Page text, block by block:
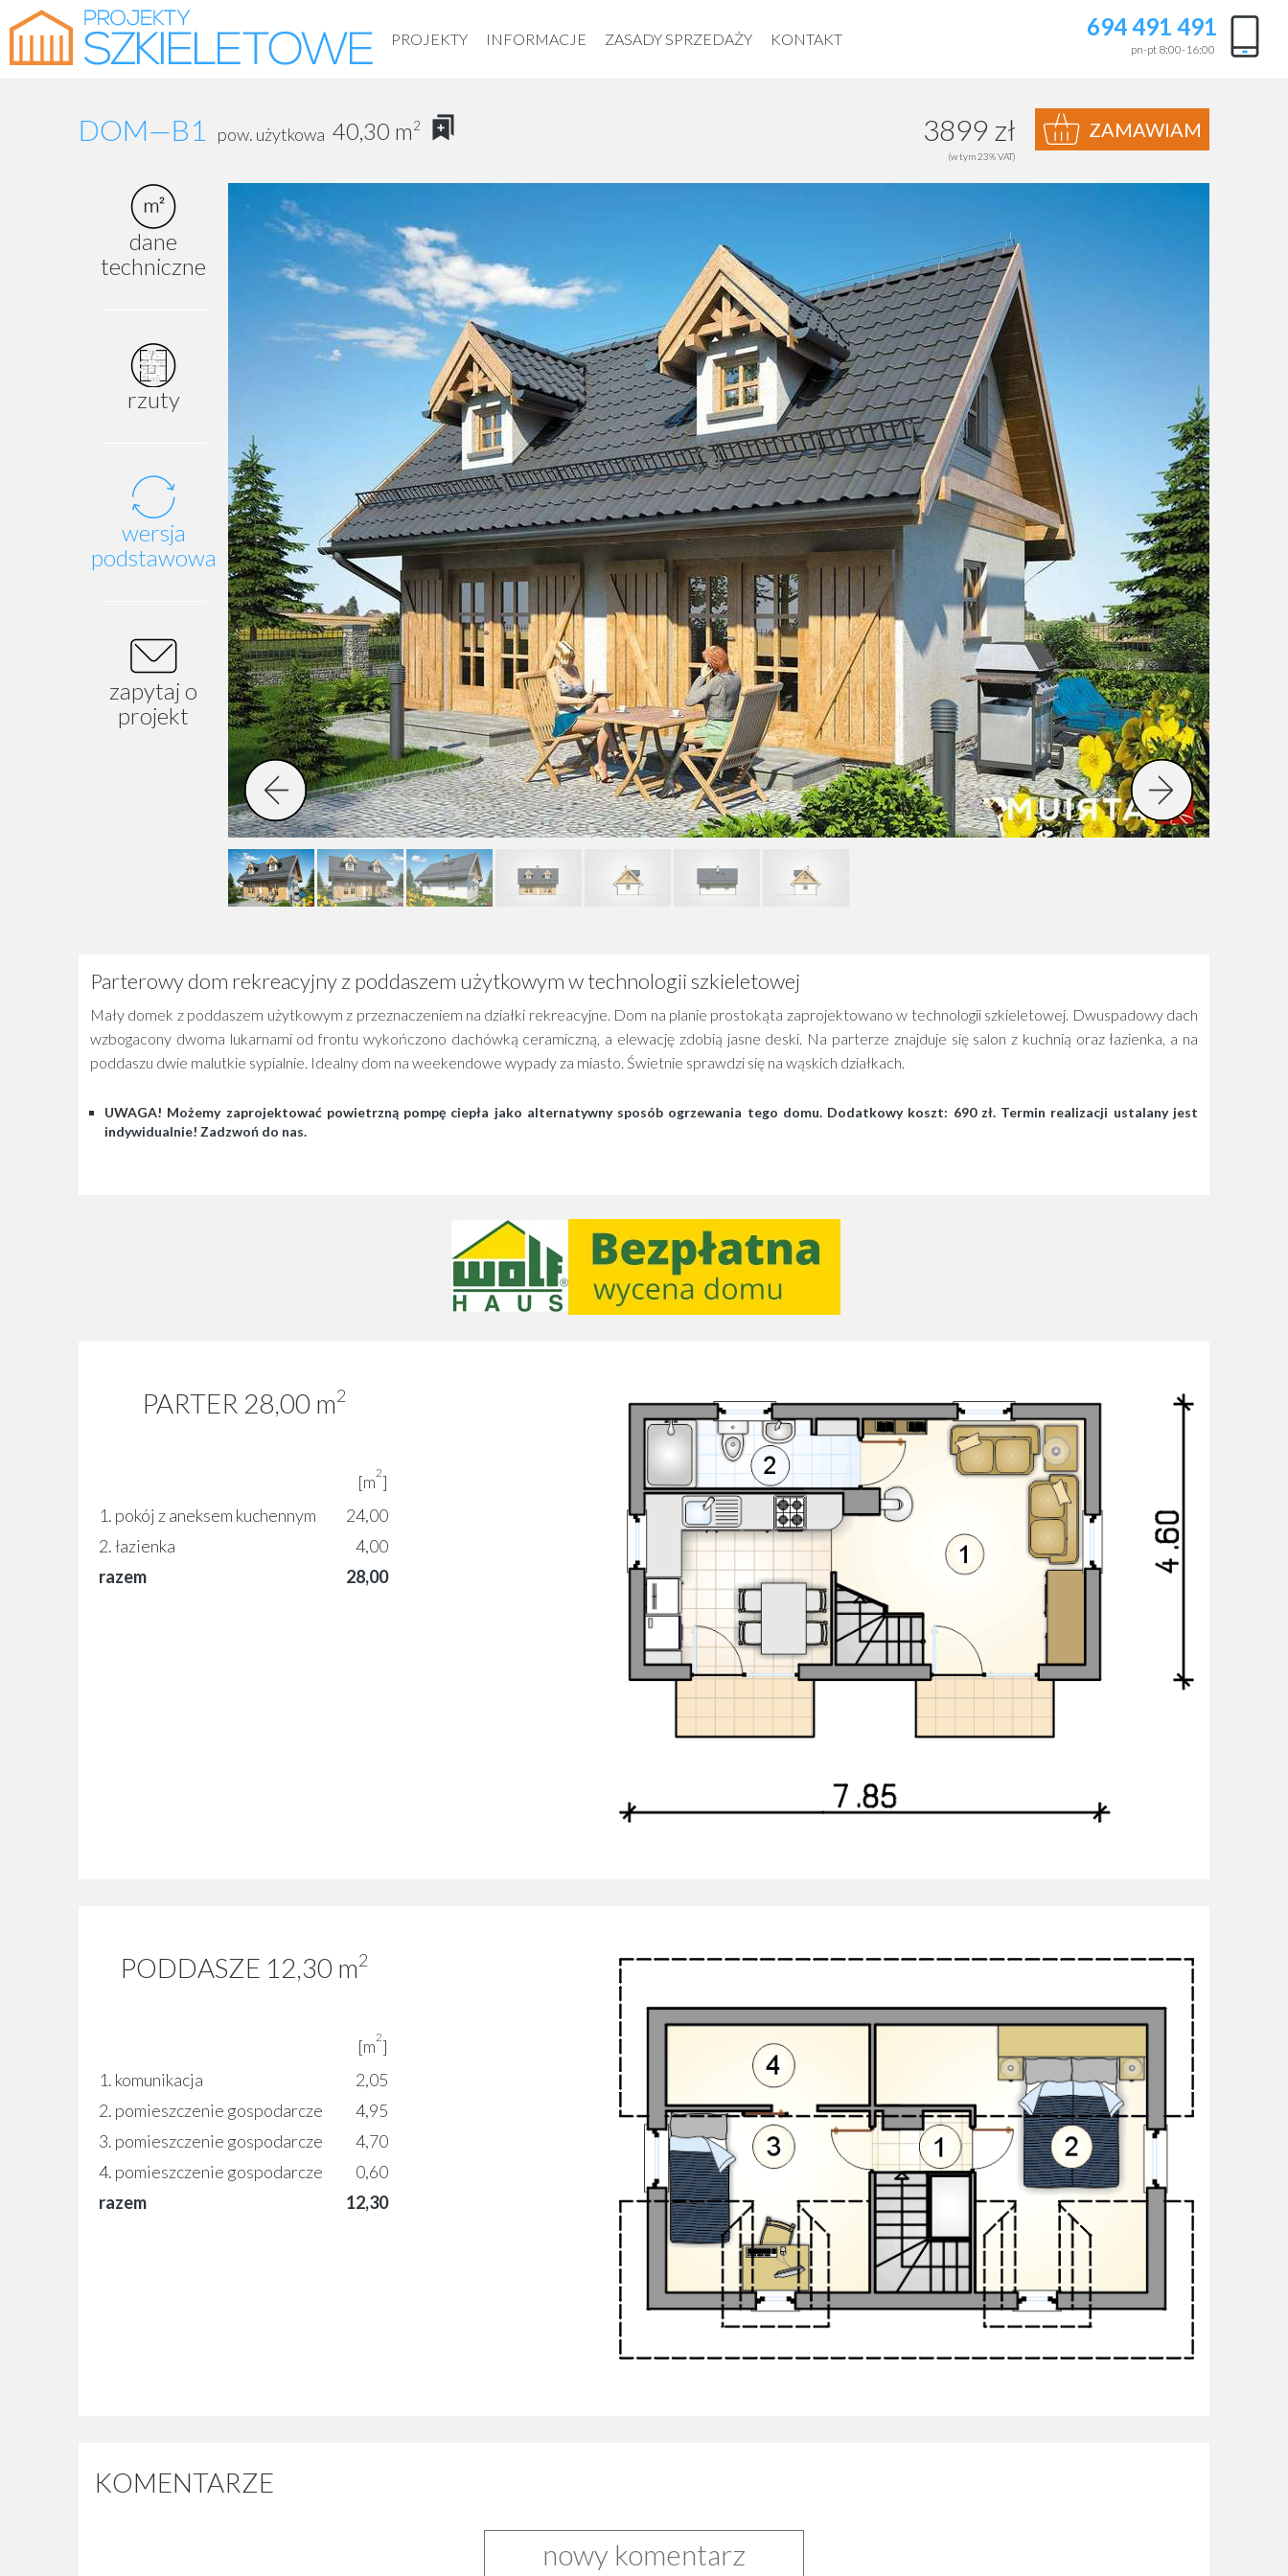
PROJEKTY INFORMACJE ZASADY SPRZEDAŻY KONTAKT 694 491 491
pn-pt 8:00-16:00
DOM—B1 pow. użytkowa 40,30 m2 3899 zł ZAMAWIAM
(w tym 23% VAT)
dane
techniczne
rzuty
wersja
podstawowa
zapytaj o
projekt
Parterowy dom rekreacyjny z poddaszem użytkowym w technologii szkieletowej
Mały domek z poddaszem użytkowym z przeznaczeniem na działki rekreacyjne. Dom na planie prostokąta zaprojektowano w technologii szkieletowej. Dwuspadowy dach
wzbogacony dwoma lukarnami od frontu wykończono dachówką ceramiczną, a elewację zdobią jasne deski. Na parterze znajduje się salon z kuchnią oraz łazienka, a na
poddaszu dwie malutkie sypialnie. Idealny dom na weekendowe wypady za miasto. Świetnie sprawdzi się na wąskich działkach.
UWAGA! Możemy zaprojektować powietrzną pompę ciepła jako alternatywny sposób ogrzewania tego domu. Dodatkowy koszt: 690 zł. Termin realizacji ustalany jest
indywidualnie! Zadzwoń do nas.
PARTER 28,00 m2
[m2]
1. pokój z aneksem kuchennym
24,00
2. łazienka
4,00
razem
28,00
PODDASZE 12,30 m2
[m2]
1. komunikacja
2,05
2. pomieszczenie gospodarcze
4,95
3. pomieszczenie gospodarcze
4,70
4. pomieszczenie gospodarcze
0,60
razem
12,30
KOMENTARZE
nowy komentarz